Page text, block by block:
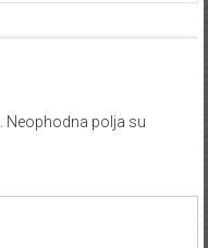
Neophodna polja su